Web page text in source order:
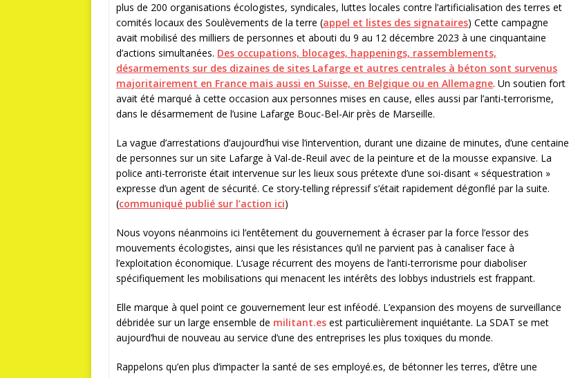
plus de 200 organisations écologistes, syndicales, luttes locales contre l’artificialisation des terres et
comités locaux des Soulèvements de la terre (appel et listes des signataires) Cette campagne
avait mobilisé des milliers de personnes et abouti du 9 au 12 décembre 2023 à une cinquantaine
d’actions simultanées. Des occupations, blocages, happenings, rassemblements,
désarmements sur des dizaines de sites Lafarge et autres centrales à béton sont survenus
majoritairement en France mais aussi en Suisse, en Belgique ou en Allemagne. Un soutien fort
avait été marqué à cette occasion aux personnes mises en cause, elles aussi par l’anti-terrorisme,
dans le désarmement de l’usine Lafarge Bouc-Bel-Air près de Marseille.
La vague d’arrestations d’aujourd’hui vise l’intervention, durant une dizaine de minutes, d’une centaine
de personnes sur un site Lafarge à Val-de-Reuil avec de la peinture et de la mousse expansive. La
police anti-terroriste était intervenue sur les lieux sous prétexte d’une soi-disant « séquestration »
expresse d’un agent de sécurité. Ce story-telling répressif s’était rapidement dégonflé par la suite.
(communiqué publié sur l’action ici)
Nous voyons néanmoins ici l’entêtement du gouvernement à écraser par la force l’essor des
mouvements écologistes, ainsi que les résistances qu’il ne parvient pas à canaliser face à
l’exploitation économique. L’usage récurrent des moyens de l’anti-terrorisme pour diaboliser
spécifiquement les mobilisations qui menacent les intérêts des lobbys industriels est frappant.
Elle marque à quel point ce gouvernement leur est inféodé. L’expansion des moyens de surveillance
débridée sur un large ensemble de militant.es est particulièrement inquiétante. La SDAT se met
aujourd’hui de nouveau au service d’une des entreprises les plus toxiques du monde.
Rappelons qu’en plus d’impacter la santé de ses employé.es, de bétonner les terres, d’être une